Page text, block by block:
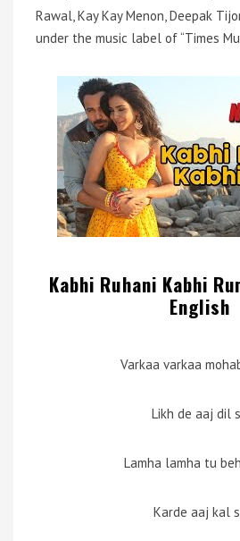
Rawal, Kay Kay Menon, Deepak
under the music label of “Times
Kabhi Ruhani Kabhi
English
Varkaa varkaa
Likh de aaj dil
Lamha lamha tu
Karde aaj kal